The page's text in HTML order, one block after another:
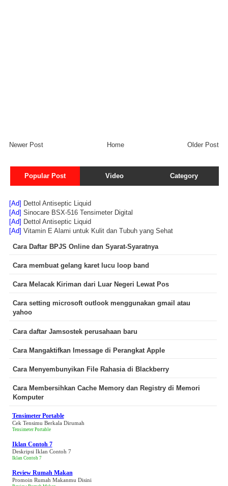
Newer Post Older Post
Home
Popular Post Video Category
[Ad] Dettol Antiseptic Liquid
[Ad] Sinocare BSX-516 Tensimeter Digital
[Ad] Dettol Antiseptic Liquid
[Ad] Vitamin E Alami untuk Kulit dan Tubuh yang Sehat
Cara Daftar BPJS Online dan Syarat-Syaratnya
Cara membuat gelang karet lucu loop band
Cara Melacak Kiriman dari Luar Negeri Lewat Pos
Cara setting microsoft outlook menggunakan gmail atau
yahoo
Cara daftar Jamsostek perusahaan baru
Cara Mangaktifkan Imessage di Perangkat Apple
Cara Menyembunyikan File Rahasia di Blackberry
Cara Membersihkan Cache Memory dan Registry di Memori
Komputer
Tensimeter Portable
Cek Tensimu Berkala Dirumah
Tensimeter Portable
Iklan Contoh 7
Deskripsi Iklan Contoh 7
Iklan Contoh 7
Review Rumah Makan
Promoin Rumah Makanmu Disini